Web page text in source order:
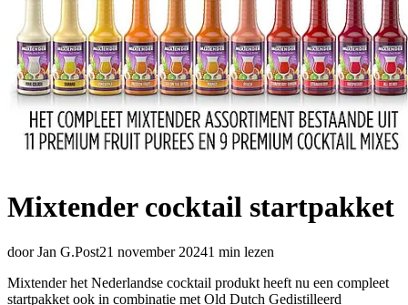
Mixtender cocktail startpakket
door Jan G.Post21 november 20241 min lezen
Mixtender het Nederlandse cocktail produkt heeft nu een compleet
startpakket ook in combinatie met Old Dutch Gedistilleerd